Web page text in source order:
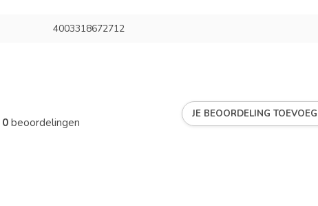
4003318672712
0beoordelingen
JE BEOORDELING